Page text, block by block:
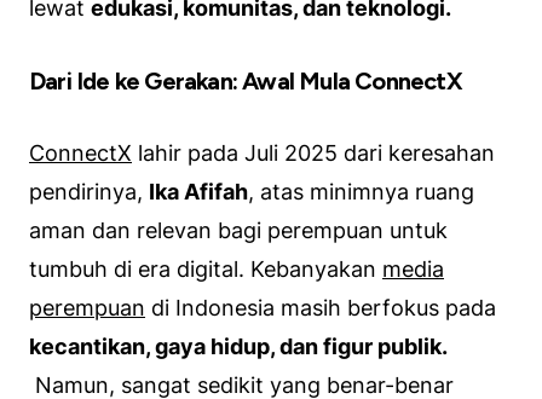
lewat edukasi, komunitas, dan teknologi.
Dari Ide ke Gerakan: Awal Mula ConnectX
ConnectX lahir pada Juli 2025 dari keresahan
pendirinya, Ika Afifah, atas minimnya ruang
aman dan relevan bagi perempuan untuk
tumbuh di era digital. Kebanyakan media
perempuan di Indonesia masih berfokus pada
kecantikan, gaya hidup, dan figur publik.
Namun, sangat sedikit yang benar-benar